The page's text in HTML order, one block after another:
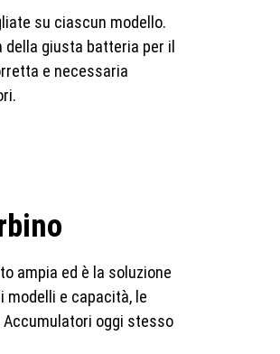
su ciascun modello.
giusta batteria per il
e necessaria
ampia ed è la soluzione
modelli e capacità, le
oggi stesso